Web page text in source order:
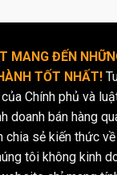
MANG ĐẾN
TỐT NHẤT!
Chính phủ và
doanh bán hàng
chia sẻ kiến thức
tôi không kinh